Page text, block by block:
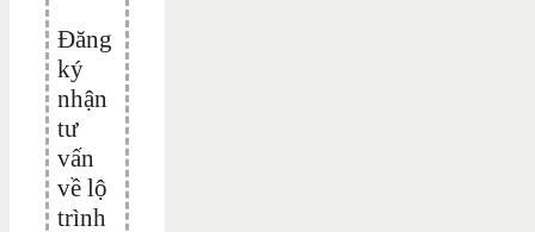
Đăng
ký
nhận
tư
vấn
về lộ
trình